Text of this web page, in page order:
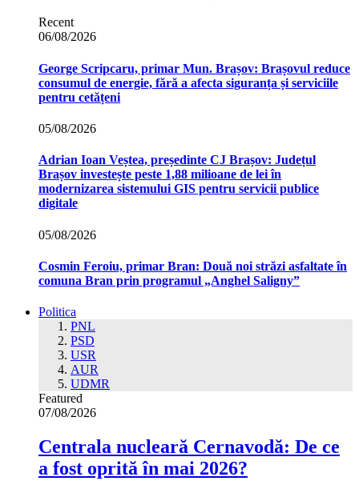
Recent
06/08/2026
George Scripcaru, primar Mun. Brașov: Brașovul reduce
consumul de energie, fără a afecta siguranța și serviciile
pentru cetățeni
05/08/2026
Adrian Ioan Veștea, președinte CJ Brașov: Județul
Brașov investește peste 1,88 milioane de lei în
modernizarea sistemului GIS pentru servicii publice
digitale
05/08/2026
Cosmin Feroiu, primar Bran: Două noi străzi asfaltate în
comuna Bran prin programul „Anghel Saligny”
Politica
PNL
PSD
USR
AUR
UDMR
Featured
07/08/2026
Centrala nucleară Cernavodă: De ce
a fost oprită în mai 2026?